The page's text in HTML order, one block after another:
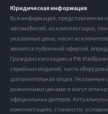
Юридическая информация
Вся информация, представленная
автомобилей, их комплектации,
указанные цены, носит
является публичной офертой,
Гражданского кодекса РФ.
серийных моделей, часть
дополнительная опция.
розничными ценами и могут
официальных дилеров.
комплектациях, стоимости,